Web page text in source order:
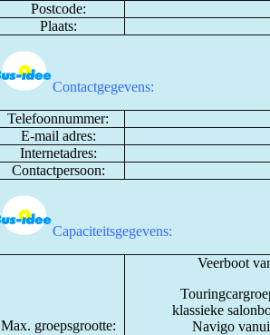
Postcode:
Plaats:
Contactgegevens:
Telefoonnummer:
E-mail adres:
Internetadres:
Contactpersoon:
Capaciteitsgegevens:
Max. groepsgrootte:
Veerboot
klassieke
Navigo